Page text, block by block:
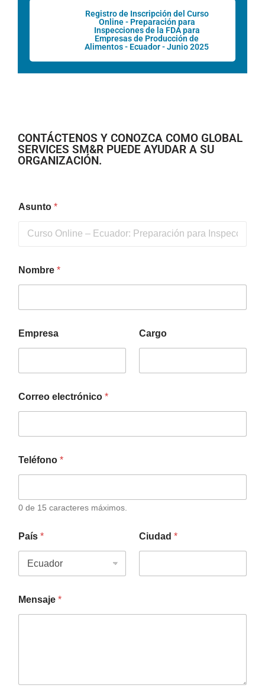
Registro de Inscripción del Curso
Online - Preparación para
Inspecciones de la FDA para
Empresas de Producción de
Alimentos - Ecuador - Junio 2025
CONTÁCTENOS Y CONOZCA COMO GLOBAL
SERVICES SM&R PUEDE AYUDAR A SU
ORGANIZACIÓN.
Asunto *
Nombre *
Empresa Cargo
Correo electrónico *
Teléfono *
0 de 15 caracteres máximos.
País * Ciudad *
Mensaje *